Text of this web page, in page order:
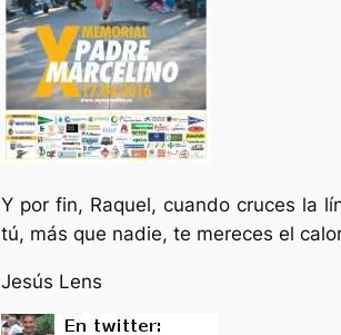
Y por fin, Raquel, cuando cruces la
tú, más que nadie, te mereces el
Jesús Lens